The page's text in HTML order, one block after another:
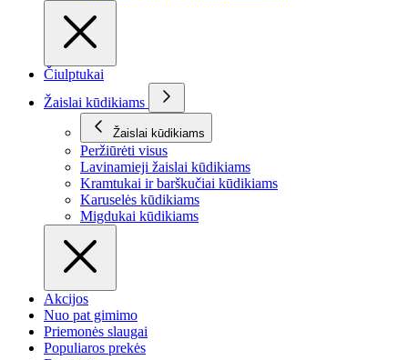
Čiulptukai
Žaislai kūdikiams
Žaislai kūdikiams
Peržiūrėti visus
Lavinamieji žaislai kūdikiams
Kramtukai ir barškučiai kūdikiams
Karuselės kūdikiams
Migdukai kūdikiams
Akcijos
Nuo pat gimimo
Priemonės slaugai
Populiaros prekės